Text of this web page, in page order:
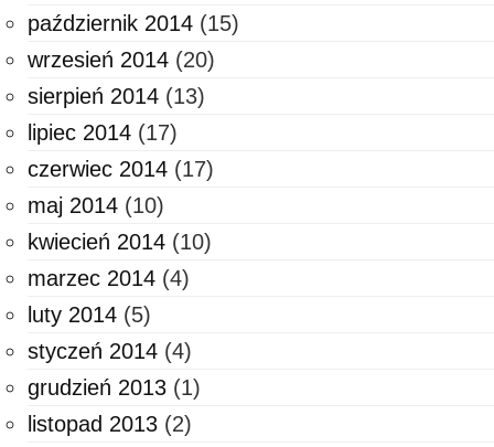
październik 2014 (15)
wrzesień 2014 (20)
sierpień 2014 (13)
lipiec 2014 (17)
czerwiec 2014 (17)
maj 2014 (10)
kwiecień 2014 (10)
marzec 2014 (4)
luty 2014 (5)
styczeń 2014 (4)
grudzień 2013 (1)
listopad 2013 (2)